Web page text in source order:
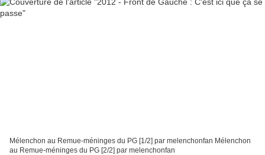
Mélenchon au Remue-méninges du PG [1/2] par melenchonfan Mélenchon
au Remue-méninges du PG [2/2] par melenchonfan